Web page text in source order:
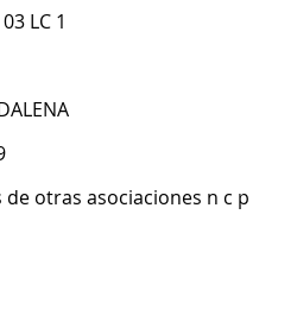
LC 1
de otras asociaciones n c p